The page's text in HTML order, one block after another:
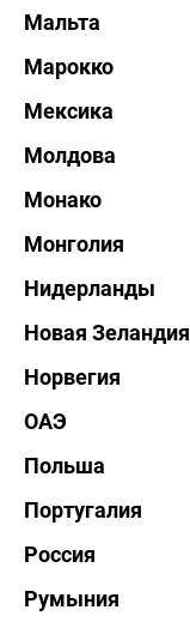
Мальта
Марокко
Мексика
Молдова
Монако
Монголия
Нидерланды
Новая Зеландия
Норвегия
ОАЭ
Польша
Португалия
Россия
Румыния